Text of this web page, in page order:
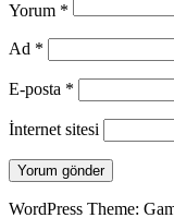
Yorum *
Ad *
E-posta *
İnternet sitesi
WordPress Theme: